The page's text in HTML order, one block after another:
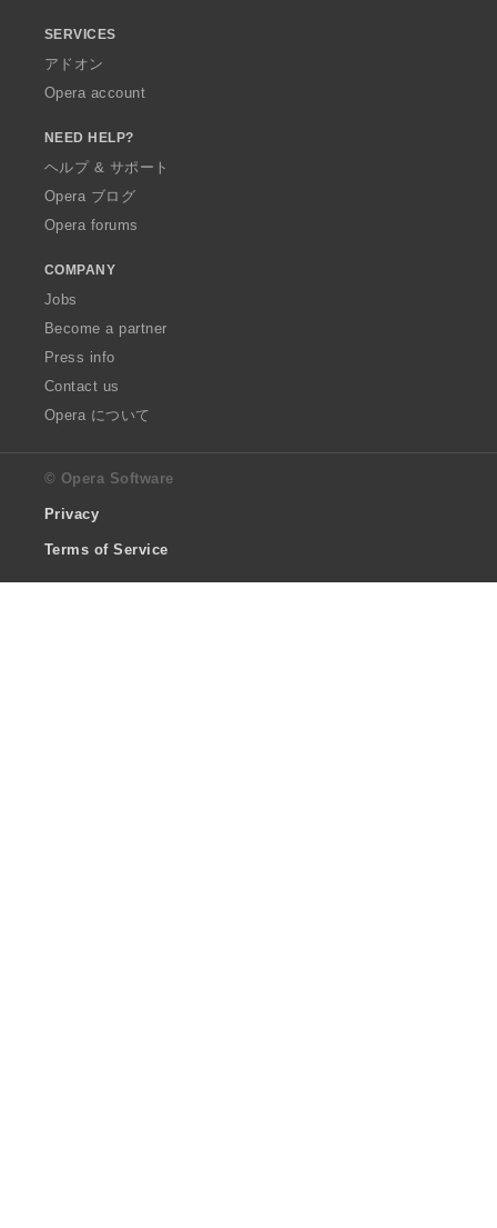
SERVICES
アドオン
Opera account
NEED HELP?
ヘルプ & サポート
Opera ブログ
Opera forums
COMPANY
Jobs
Become a partner
Press info
Contact us
Opera について
© Opera Software
Privacy
Terms of Service